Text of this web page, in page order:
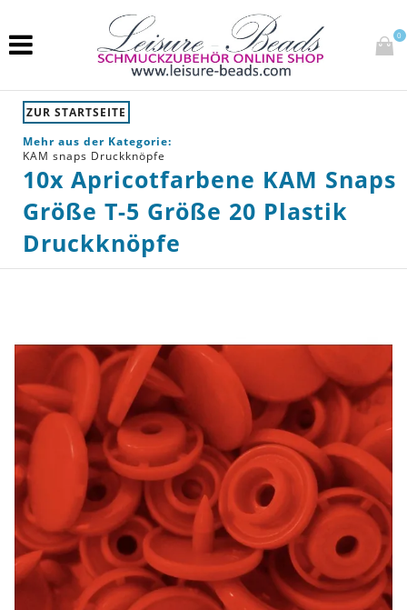
0
ZUR STARTSEITE
Mehr aus der Kategorie:
KAM snaps Druckknöpfe
10x Apricotfarbene KAM Snaps
Größe T-5 Größe 20 Plastik
Druckknöpfe